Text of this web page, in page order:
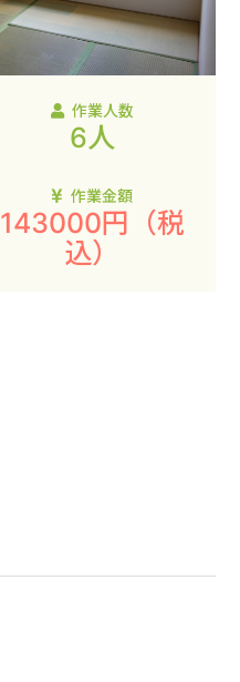
作業人数
6人
作業金額
143000円 （税
込）